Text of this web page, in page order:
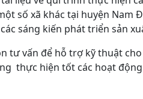
số xã khác tại huyện Nam
sáng kiến phát triển sản
tư vấn để hỗ trợ kỹ thuật
thực hiện tốt các hoạt